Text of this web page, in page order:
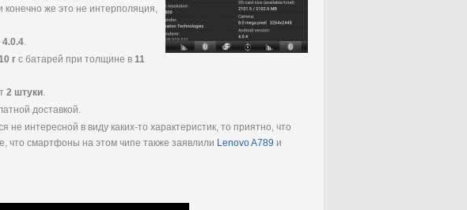
конечно же это не интерполяция,
4.0.4
г с батарей при толщине в 11
2 штуки
доставкой.
интересной в виду каких-то характеристик, то приятно, что
что смартфоны на этом чипе также заявлили Lenovo A789 и